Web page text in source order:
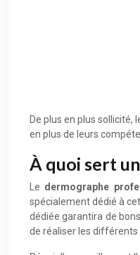
De plus en plus
en plus de leurs
À quoi sert
Le dermographe
spécialement dédié à
dédiée garantira de
de réaliser les différents